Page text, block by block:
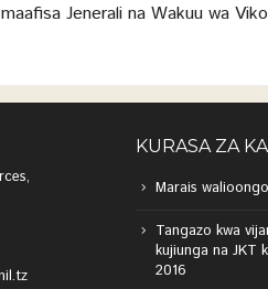
Jenerali na Wakuu wa
KURASA ZA
Marais
Tangazo kwa
kujiunga na JKT
2016